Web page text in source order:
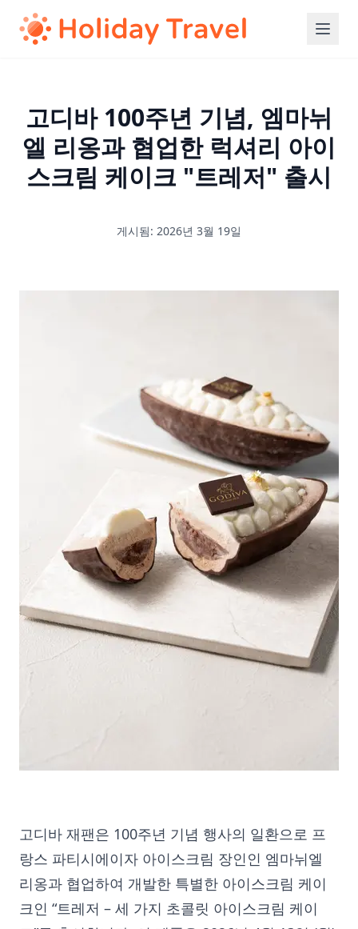
고디바 100주년 기념, 엠마뉘
엘 리옹과 협업한 럭셔리 아이
스크림 케이크 "트레저" 출시
게시됨: 2026년 3월 19일
고디바 재팬은 100주년 기념 행사의 일환으로 프
랑스 파티시에이자 아이스크림 장인인 엠마뉘엘
리옹과 협업하여 개발한 특별한 아이스크림 케이
크인 “트레저 – 세 가지 초콜릿 아이스크림 케이